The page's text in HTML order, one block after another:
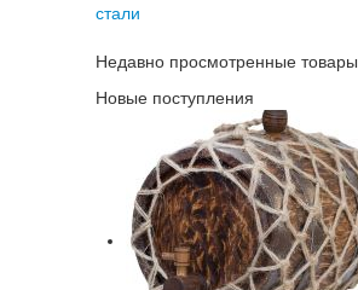
стали
Недавно просмотренные товары
Новые поступления